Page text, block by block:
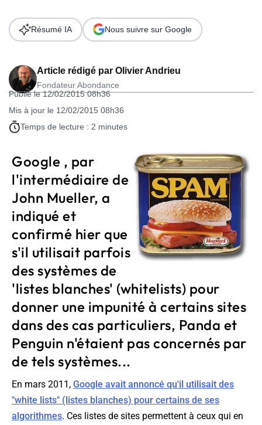
Article rédigé par Olivier Andrieu
Fondateur Abondance
Publié le 12/02/2015 08h36
Mis à jour le 12/02/2015 08h36
Temps de lecture : 2 minutes
Résumé IA Nous suivre sur Google
Google , par
l'intermédiaire de
John Mueller, a
indiqué et
confirmé hier que
s'il utilisait parfois
des systèmes de
'listes blanches' (whitelists) pour
donner une impunité à certains sites
dans des cas particuliers, Panda et
Penguin n'étaient pas concernés par
de tels systèmes...
En mars 2011, Google avait annoncé qu'il utilisait des
"white lists" (listes blanches) pour certains de ses
algorithmes. Ces listes de sites permettent à ceux qui en